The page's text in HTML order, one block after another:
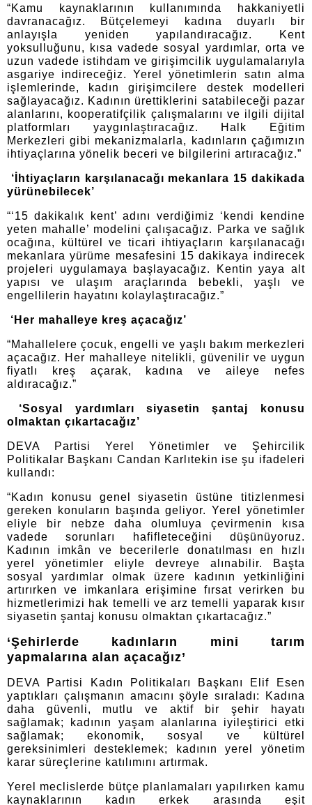
“Kamu kaynaklarının kullanımında hakkaniyetli
davranacağız. Bütçelemeyi kadına duyarlı bir
anlayışla yeniden yapılandıracağız. Kent
yoksulluğunu, kısa vadede sosyal yardımlar, orta ve
uzun vadede istihdam ve girişimcilik uygulamalarıyla
asgariye indireceğiz. Yerel yönetimlerin satın alma
işlemlerinde, kadın girişimcilere destek modelleri
sağlayacağız. Kadının ürettiklerini satabileceği pazar
alanlarını, kooperatifçilik çalışmalarını ve ilgili dijital
platformları yaygınlaştıracağız. Halk Eğitim
Merkezleri gibi mekanizmalarla, kadınların çağımızın
ihtiyaçlarına yönelik beceri ve bilgilerini artıracağız.”
‘İhtiyaçların karşılanacağı mekanlara 15 dakikada
yürünebilecek’
“‘15 dakikalık kent’ adını verdiğimiz ‘kendi kendine
yeten mahalle’ modelini çalışacağız. Parka ve sağlık
ocağına, kültürel ve ticari ihtiyaçların karşılanacağı
mekanlara yürüme mesafesini 15 dakikaya indirecek
projeleri uygulamaya başlayacağız. Kentin yaya alt
yapısı ve ulaşım araçlarında bebekli, yaşlı ve
engellilerin hayatını kolaylaştıracağız.”
‘Her mahalleye kreş açacağız’
“Mahallelere çocuk, engelli ve yaşlı bakım merkezleri
açacağız. Her mahalleye nitelikli, güvenilir ve uygun
fiyatlı kreş açarak, kadına ve aileye nefes
aldıracağız.”
‘Sosyal yardımları siyasetin şantaj konusu
olmaktan çıkartacağız’
DEVA Partisi Yerel Yönetimler ve Şehircilik
Politikalar Başkanı Candan Karlıtekin ise şu ifadeleri
kullandı:
“Kadın konusu genel siyasetin üstüne titizlenmesi
gereken konuların başında geliyor. Yerel yönetimler
eliyle bir nebze daha olumluya çevirmenin kısa
vadede sorunları hafifleteceğini düşünüyoruz.
Kadının imkân ve becerilerle donatılması en hızlı
yerel yönetimler eliyle devreye alınabilir. Başta
sosyal yardımlar olmak üzere kadının yetkinliğini
artırırken ve imkanlara erişimine fırsat verirken bu
hizmetlerimizi hak temelli ve arz temelli yaparak kısır
siyasetin şantaj konusu olmaktan çıkartacağız.”
‘Şehirlerde kadınların mini tarım
yapmalarına alan açacağız’
DEVA Partisi Kadın Politikaları Başkanı Elif Esen
yaptıkları çalışmanın amacını şöyle sıraladı: Kadına
daha güvenli, mutlu ve aktif bir şehir hayatı
sağlamak; kadının yaşam alanlarına iyileştirici etki
sağlamak; ekonomik, sosyal ve kültürel
gereksinimleri desteklemek; kadının yerel yönetim
karar süreçlerine katılımını artırmak.
Yerel meclislerde bütçe planlamaları yapılırken kamu
kaynaklarının kadın erkek arasında eşit